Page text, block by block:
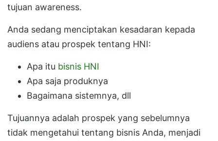
tujuan awareness.
Anda sedang menciptakan kesadaran kepada
audiens atau prospek tentang HNI:
Apa itu bisnis HNI
Apa saja produknya
Bagaimana sistemnya, dll
Tujuannya adalah prospek yang sebelumnya
tidak mengetahui tentang bisnis Anda, menjadi